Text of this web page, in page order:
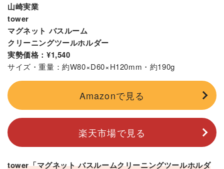
山崎実業
tower
マグネット バスルーム
クリーニングツールホルダー
実勢価格：¥1,540
サイズ・重量：約W80×D60×H120mm・約190g
Amazonで見る
楽天市場で見る
tower「マグネット バスルームクリーニングツールホルダ